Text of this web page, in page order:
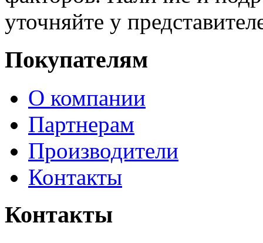
уточняйте у
Покупателям
О компании
Партнерам
Производители
Контакты
Контакты